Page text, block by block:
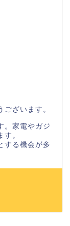
ざいます。
。家電やガジ
。
する機会が多